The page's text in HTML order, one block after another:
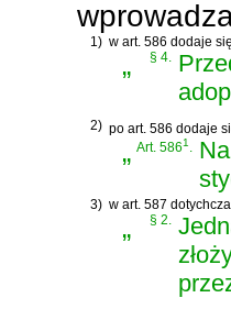
1) w art. 586 dodaje
„ § 4.
2) po art. 586 dodaje
„Art. 5861
3) w art. 587
„ § 2.